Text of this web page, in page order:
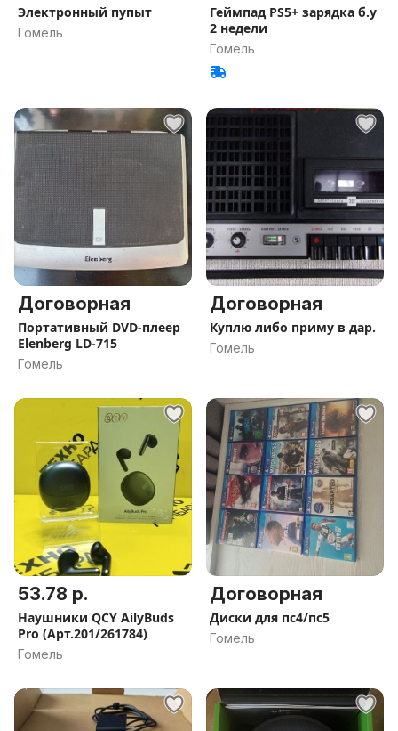
Электронный пупыт
Гомель
Геймпад PS5+ зарядка б.у
2 недели
Гомель
Договорная
Портативный DVD-плеер
Elenberg LD-715
Гомель
Договорная
Куплю либо приму в дар.
Гомель
53.78 р.
Наушники QCY AilyBuds
Pro (Арт.201/261784)
Гомель
Договорная
Диски для пс4/пс5
Гомель